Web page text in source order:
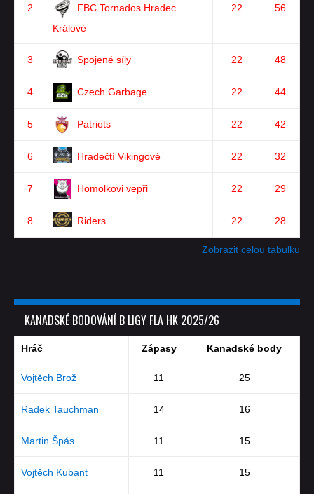
2
FBC Tornados Hradec
Králové
22 56
3 Spojené síly 22 48
4 Czech Garbage 22 44
5 Patriots 22 42
6 Hradečtí Vikingové 22 32
7 Homolkovi vepři 22 29
8 Riders 22 28
Zobrazit celou tabulku
KANADSKÉ BODOVÁNÍ B LIGY FLA HK 2025/26
Hráč Zápasy Kanadské body
Vojtěch Brož 11 25
Radek Tauchman 14 16
Martin Špás 11 15
Vojtěch Kubant 11 15